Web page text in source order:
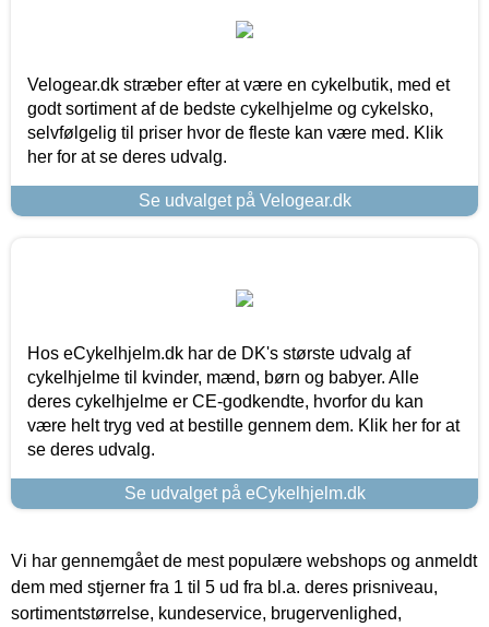
Velogear.dk stræber efter at være en cykelbutik, med et
godt sortiment af de bedste cykelhjelme og cykelsko,
selvfølgelig til priser hvor de fleste kan være med. Klik
her for at se deres udvalg.
Se udvalget på Velogear.dk
Hos eCykelhjelm.dk har de DK's største udvalg af
cykelhjelme til kvinder, mænd, børn og babyer. Alle
deres cykelhjelme er CE-godkendte, hvorfor du kan
være helt tryg ved at bestille gennem dem. Klik her for at
se deres udvalg.
Se udvalget på eCykelhjelm.dk
Vi har gennemgået de mest populære webshops og anmeldt
dem med stjerner fra 1 til 5 ud fra bl.a. deres prisniveau,
sortimentstørrelse, kundeservice, brugervenlighed,